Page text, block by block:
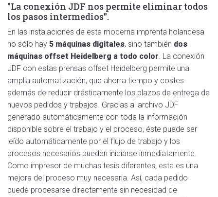
"La conexión JDF nos permite eliminar todos
los pasos intermedios".
En las instalaciones de esta moderna imprenta holandesa
no sólo hay 5 máquinas digitales, sino también dos
máquinas offset Heidelberg a todo color. La conexión
JDF con estas prensas offset Heidelberg permite una
amplia automatización, que ahorra tiempo y costes
además de reducir drásticamente los plazos de entrega de
nuevos pedidos y trabajos. Gracias al archivo JDF
generado automáticamente con toda la información
disponible sobre el trabajo y el proceso, éste puede ser
leído automáticamente por el flujo de trabajo y los
procesos necesarios pueden iniciarse inmediatamente.
Como impresor de muchas tesis diferentes, esta es una
mejora del proceso muy necesaria. Así, cada pedido
puede procesarse directamente sin necesidad de